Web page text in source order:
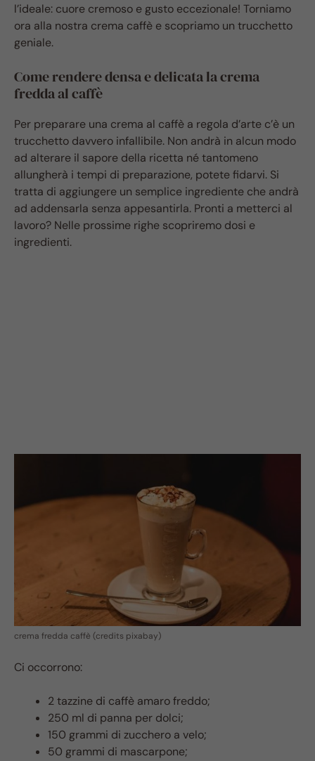
l’ideale: cuore cremoso e gusto eccezionale! Torniamo
ora alla nostra crema caffè e scopriamo un trucchetto
geniale.
Come rendere densa e delicata la crema
fredda al caffè
Per preparare una crema al caffè a regola d’arte c’è un
trucchetto davvero infallibile. Non andrà in alcun modo
ad alterare il sapore della ricetta né tantomeno
allungherà i tempi di preparazione, potete fidarvi. Si
tratta di aggiungere un semplice ingrediente che andrà
ad addensarla senza appesantirla. Pronti a metterci al
lavoro? Nelle prossime righe scopriremo dosi e
ingredienti.
crema fredda caffè (credits pixabay)
Ci occorrono:
2 tazzine di caffè amaro freddo;
250 ml di panna per dolci;
150 grammi di zucchero a velo;
50 grammi di mascarpone;